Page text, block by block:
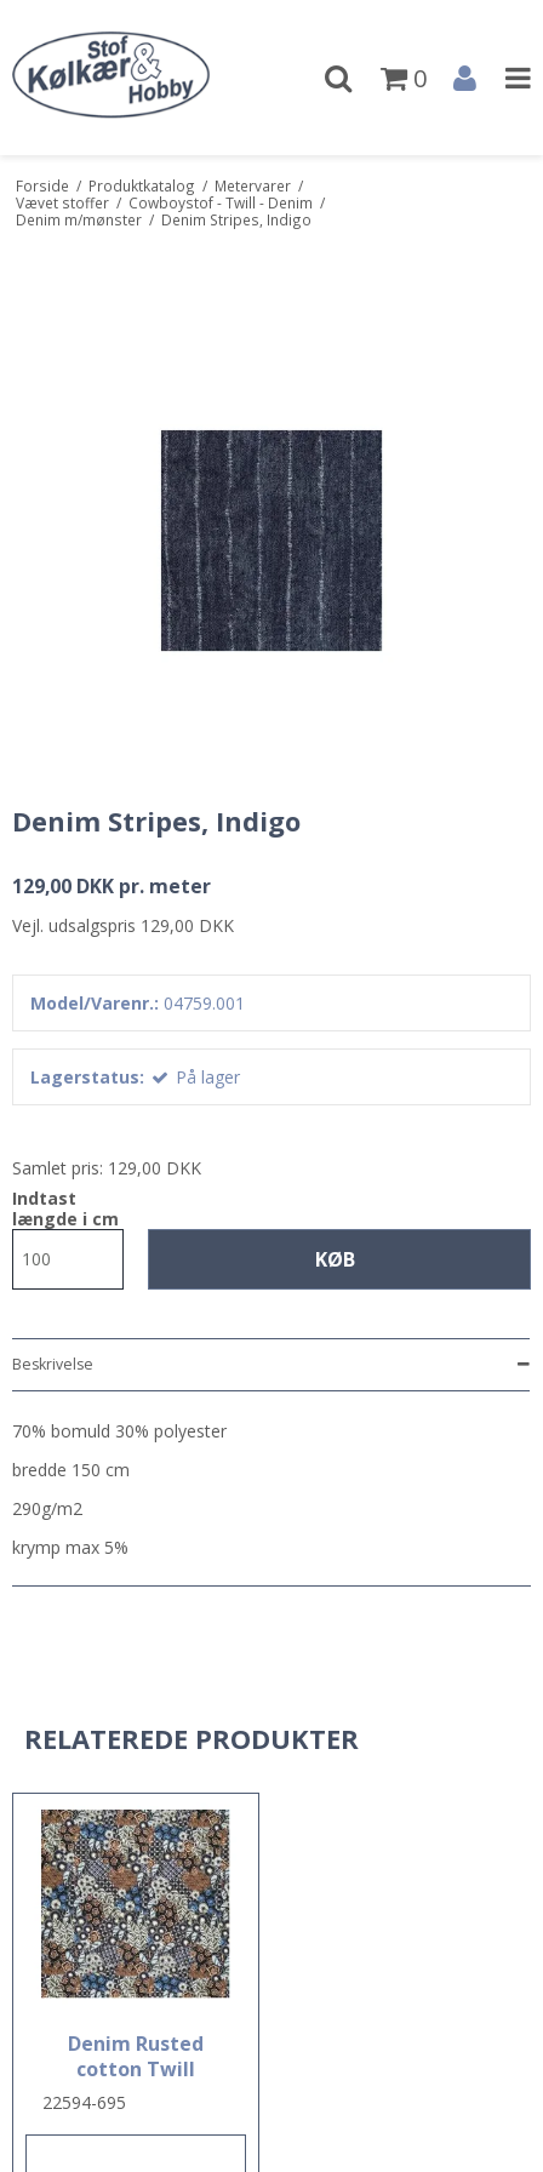
0
Forside / Produktkatalog / Metervarer /
Vævet stoffer / Cowboystof - Twill - Denim /
Denim m/mønster / Denim Stripes, Indigo
Denim Stripes, Indigo
129,00 DKK pr. meter
Vejl. udsalgspris 129,00 DKK
Model/Varenr.: 04759.001
Lagerstatus: På lager
Samlet pris: 129,00 DKK
Indtast
længde i cm
KØB
Beskrivelse
70% bomuld 30% polyester
bredde 150 cm
290g/m2
krymp max 5%
RELATEREDE PRODUKTER
Denim Rusted
cotton Twill
22594-695